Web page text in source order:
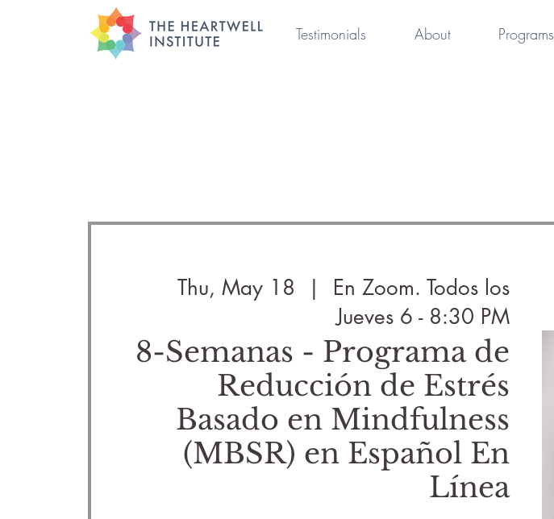
Thu, May 18
  |
En Zoom. Todos los
Jueves 6 - 8:30 PM
8-Semanas - Programa de
Reducción de Estrés
Basado en Mindfulness
(MBSR) en Español En
Línea
Testimonials About Programs